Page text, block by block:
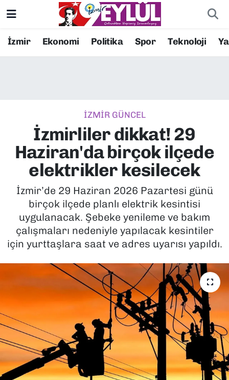
İzmir Ekonomi Politika Spor Teknoloji
İZMİR GÜNCEL
İzmirliler dikkat! 29
Haziran'da birçok ilçede
elektrikler kesilecek
İzmir’de 29 Haziran 2026 Pazartesi günü
birçok ilçede planlı elektrik kesintisi
uygulanacak. Şebeke yenileme ve bakım
çalışmaları nedeniyle yapılacak kesintiler
için yurttaşlara saat ve adres uyarısı yapıldı.
Resmi İlanlar
EKONOMİ
KÜLTÜR SANAT
MAGAZİN
POLİTİKA
SAĞLIK
SPOR
TEKNOLOJİ
YAŞAM
YEREL YÖNETİMLER
Konak Nöbetçi Eczaneler
Süper Lig Puan Durumu ve Fikstür
Tüm Manşetler
Son Dakika Haberleri
Haber Arşivi